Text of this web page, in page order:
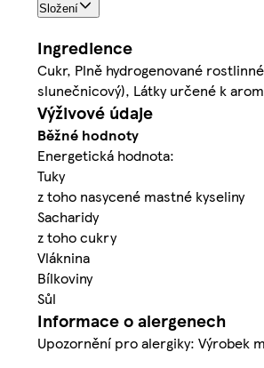
Složení
Ingredience
Cukr, Plně hydrogenované
slunečnicový), Látky určené k
Výživové údaje
Běžné hodnoty
Energetická hodnota:
Tuky
z toho nasycené mastné kyseliny
Sacharidy
z toho cukry
Vláknina
Bílkoviny
Sůl
Informace o alergenech
Upozornění pro alergiky: Výrobek